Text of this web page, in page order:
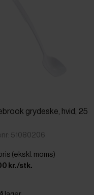
grydeske, hvid, 25
51080206
(ekskl. moms)
kr./stk.